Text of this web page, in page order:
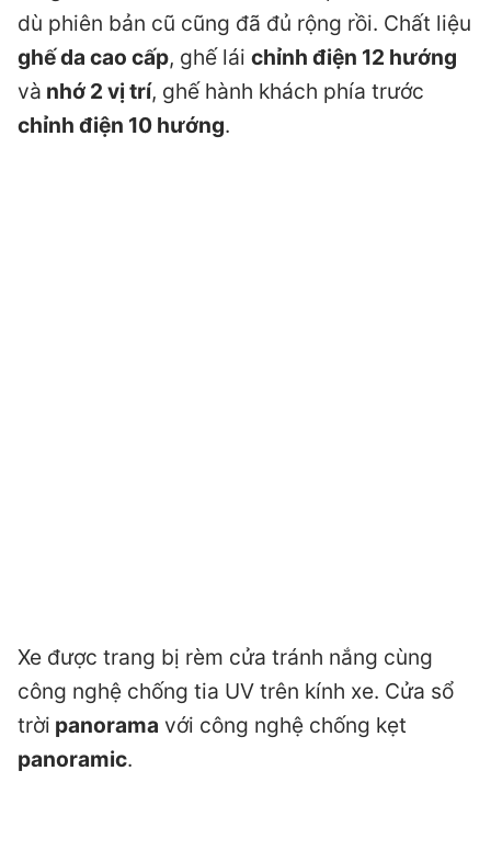
dù phiên bản cũ cũng đã đủ rộng rồi. Chất liệu
ghế da cao cấp, ghế lái chỉnh điện 12 hướng
và nhớ 2 vị trí, ghế hành khách phía trước
chỉnh điện 10 hướng.
Xe được trang bị rèm cửa tránh nắng cùng
công nghệ chống tia UV trên kính xe. Cửa sổ
trời panorama với công nghệ chống kẹt
panoramic.